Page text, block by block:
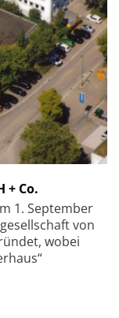
+ Co.
1. September
von
wobei